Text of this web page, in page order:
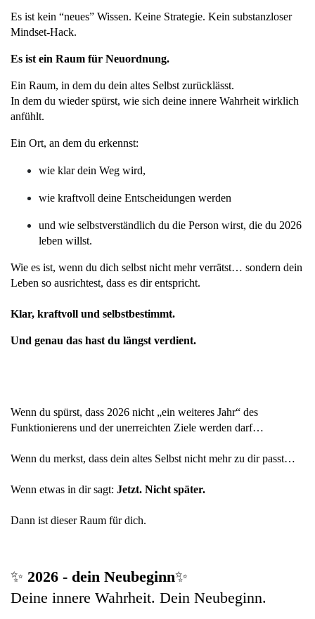
Es ist kein “neues” Wissen. Keine Strategie. Kein substanzloser
Mindset-Hack.
Es ist ein Raum für Neuordnung.
Ein Raum, in dem du dein altes Selbst zurücklässt.
In dem du wieder spürst, wie sich deine innere Wahrheit wirklich
anfühlt.
Ein Ort, an dem du erkennst:
wie klar dein Weg wird,
wie kraftvoll deine Entscheidungen werden
und wie selbstverständlich du die Person wirst, die du 2026
leben willst.
Wie es ist, wenn du dich selbst nicht mehr verrätst… sondern dein
Leben so ausrichtest, dass es dir entspricht.
Klar, kraftvoll und selbstbestimmt.
Und genau das hast du längst verdient.
Wenn du spürst, dass 2026 nicht „ein weiteres Jahr“ des
Funktionierens und der unerreichten Ziele werden darf…
Wenn du merkst, dass dein altes Selbst nicht mehr zu dir passt…
Wenn etwas in dir sagt: Jetzt. Nicht später.
Dann ist dieser Raum für dich.
✨ 2026 - dein Neubeginn✨
Deine innere Wahrheit. Dein Neubeginn.